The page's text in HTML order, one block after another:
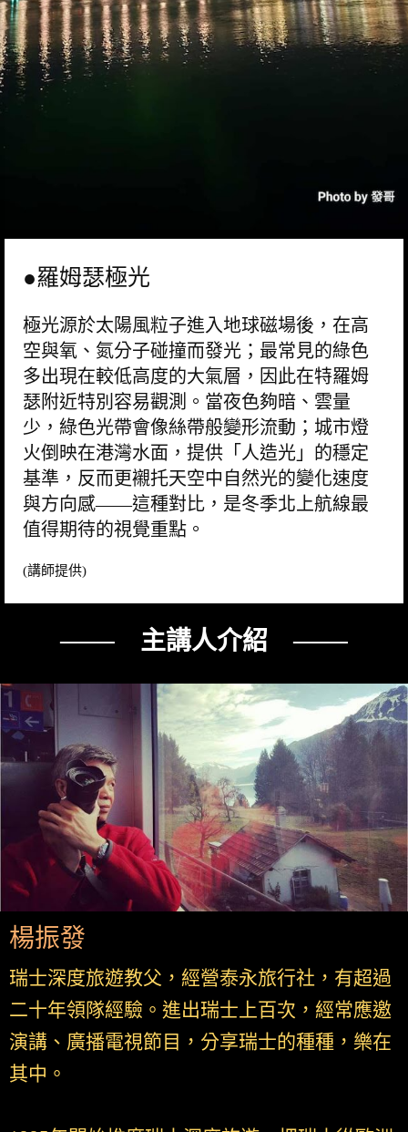
●羅姆瑟極光
極光源於太陽風粒子進入地球磁場後，在高
空與氧、氮分子碰撞而發光；最常見的綠色
多出現在較低高度的大氣層，因此在特羅姆
瑟附近特別容易觀測。當夜色夠暗、雲量
少，綠色光帶會像絲帶般變形流動；城市燈
火倒映在港灣水面，提供「人造光」的穩定
基準，反而更襯托天空中自然光的變化速度
與方向感——這種對比，是冬季北上航線最
值得期待的視覺重點。
(講師提供)
─── 主講人介紹 ───
楊振發
瑞士深度旅遊教父，經營泰永旅行社，有超過
二十年領隊經驗。進出瑞士上百次，經常應邀
演講、廣播電視節目，分享瑞士的種種，樂在
其中。